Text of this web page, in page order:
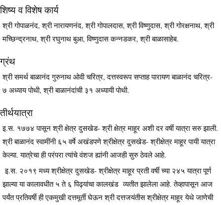
शिष्य व विशेष कार्य
श्री गोपाळनंद, श्री नारायणनंद, श्री गोपालदास, श्री विष्णुदास, श्री गोरक्षनाथ, श्री
मच्छिन्द्रनाथ, श्री रघुनाथ बुआ, विष्णुदास कन्नडकर, श्री बाळासाहेब.
ग्रंथ
श्री समर्थ बाळानंद गुरुनाथ ओवी चरित्र, दत्तस्वरूप सप्ताह पारायण बाळानंद चरित्र-
७ अध्याय पोथी, श्री बाळानंदांची ३१ अध्यायी पोथी.
तीर्थयात्रा
इ.स. १७७४ पासून श्री क्षेत्र दुसखेड- श्री क्षेत्र माहूर अशी दर वर्षी यात्रा सरु झाली.
श्री बाळानंद स्वामींनी ६५ वर्षे अखंडपणे श्रीक्षेत्र दुसखेड- श्रीक्षेत्र माहूर पायी यात्रा
केल्या. यात्रेचा ही परंपरा त्यांचे वंशज ह्यांनी आजही सुरु ठेवले आहे.
इ.स. २०१९ मध्य श्रीक्षेत्र दुसखेड- श्रीक्षेत्र माहूर प्रती वर्षी च्या २४५ यात्रा पूर्ण
झाल्या या कालावधीत ५ ते ६ पिढ्यांचा कालखंड व्यतीत झालेला आहे. तेव्हापासून आज
पर्यंत प्रतिवर्षी ही एकमुखी दत्तमूर्ती घेऊन श्री दत्तजयंतीस श्रीक्षेत्र माहूर येथे जाणेची